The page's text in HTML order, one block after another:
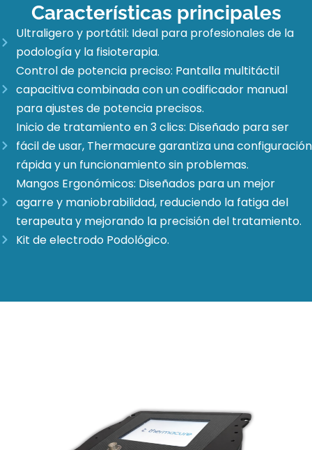
Características principales
Ultraligero y portátil: Ideal para profesionales de la
podología y la fisioterapia.
Control de potencia preciso: Pantalla multitáctil
capacitiva combinada con un codificador manual
para ajustes de potencia precisos.
Inicio de tratamiento en 3 clics: Diseñado para ser
fácil de usar, Thermacure garantiza una configuración
rápida y un funcionamiento sin problemas.
Mangos Ergonómicos: Diseñados para un mejor
agarre y maniobrabilidad, reduciendo la fatiga del
terapeuta y mejorando la precisión del tratamiento.
Kit de electrodo Podológico.